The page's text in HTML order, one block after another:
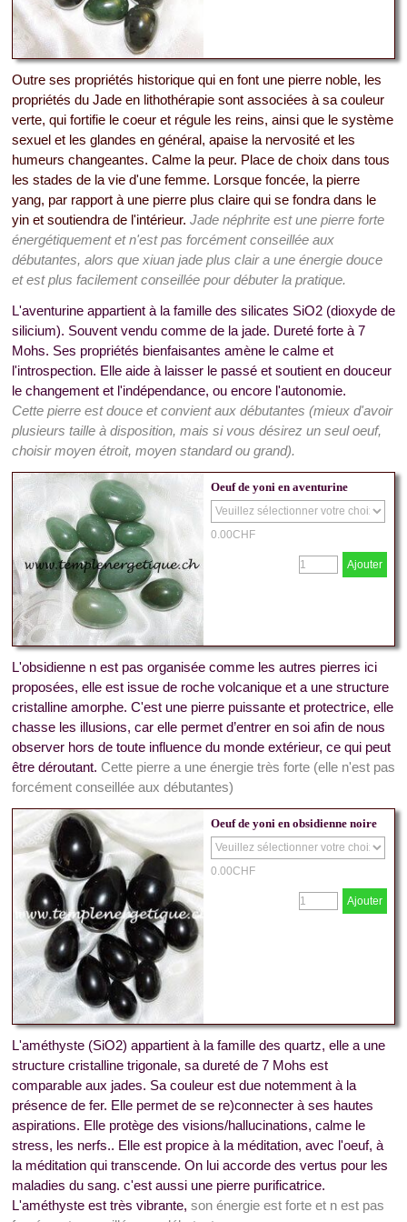
Outre ses propriétés historique qui en font une pierre noble, les
propriétés du Jade en lithothérapie sont associées à sa couleur
verte, qui fortifie le coeur et régule les reins, ainsi que le système
sexuel et les glandes en général, apaise la nervosité et les
humeurs changeantes. Calme la peur. Place de choix dans tous
les stades de la vie d'une femme. Lorsque foncée, la pierre
yang, par rapport à une pierre plus claire qui se fondra dans le
yin et soutiendra de l'intérieur. Jade néphrite est une pierre forte
énergétiquement et n'est pas forcément conseillée aux
débutantes, alors que xiuan jade plus clair a une énergie douce
et est plus facilement conseillée pour débuter la pratique.
L'aventurine appartient à la famille des silicates SiO2 (dioxyde de
silicium). Souvent vendu comme de la jade. Dureté forte à 7
Mohs. Ses propriétés bienfaisantes amène le calme et
l'introspection. Elle aide à laisser le passé et soutient en douceur
le changement et l'indépendance, ou encore l'autonomie.
Cette pierre est douce et convient aux débutantes (mieux d'avoir
plusieurs taille à disposition, mais si vous désirez un seul oeuf,
choisir moyen étroit, moyen standard ou grand).
Oeuf de yoni en aventurine
0.00CHF
Ajouter
L'obsidienne n est pas organisée comme les autres pierres ici
proposées, elle est issue de roche volcanique et a une structure
cristalline amorphe. C'est une pierre puissante et protectrice, elle
chasse les illusions, car elle permet d’entrer en soi afin de nous
observer hors de toute influence du monde extérieur, ce qui peut
être déroutant. Cette pierre a une énergie très forte (elle n'est pas
forcément conseillée aux débutantes)
Oeuf de yoni en obsidienne noire
0.00CHF
Ajouter
L'améthyste (SiO2) appartient à la famille des quartz, elle a une
structure cristalline trigonale, sa dureté de 7 Mohs est
comparable aux jades. Sa couleur est due notemment à la
présence de fer. Elle permet de se re)connecter à ses hautes
aspirations. Elle protège des visions/hallucinations, calme le
stress, les nerfs.. Elle est propice à la méditation, avec l'oeuf, à
la méditation qui transcende. On lui accorde des vertus pour les
maladies du sang. c'est aussi une pierre purificatrice.
L'améthyste est très vibrante, son énergie est forte et n est pas